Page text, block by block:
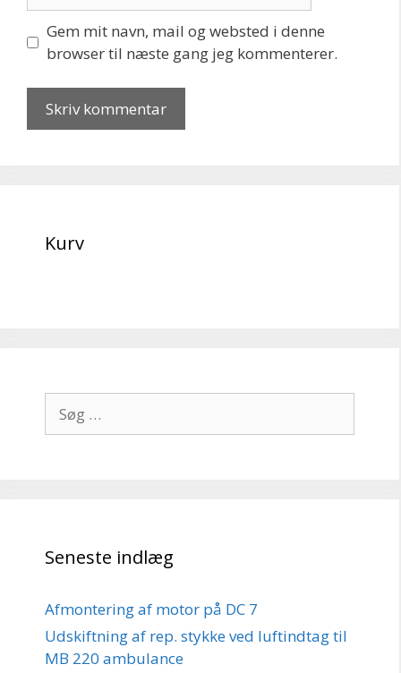
Gem mit navn, mail og websted i denne
browser til næste gang jeg kommenterer.
Kurv
efter:
Seneste indlæg
Afmontering af motor på DC 7
Udskiftning af rep. stykke ved luftindtag til
MB 220 ambulance